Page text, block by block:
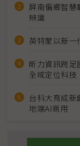
屏南偏鄉智慧
辨識
英特蒙以新一
昕力資訊跨
全域定位科技
台科大育成新
地端AI商用